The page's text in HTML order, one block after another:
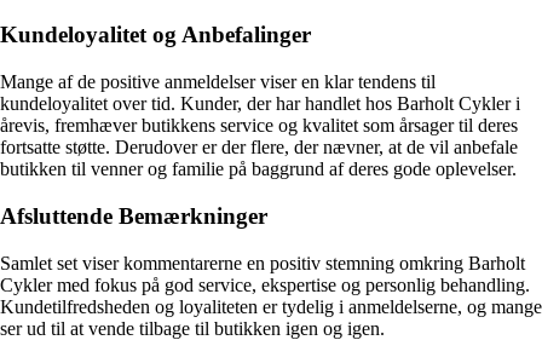
Kundeloyalitet og Anbefalinger
Mange af de positive anmeldelser viser en klar tendens til
kundeloyalitet over tid. Kunder, der har handlet hos Barholt Cykler i
årevis, fremhæver butikkens service og kvalitet som årsager til deres
fortsatte støtte. Derudover er der flere, der nævner, at de vil anbefale
butikken til venner og familie på baggrund af deres gode oplevelser.
Afsluttende Bemærkninger
Samlet set viser kommentarerne en positiv stemning omkring Barholt
Cykler med fokus på god service, ekspertise og personlig behandling.
Kundetilfredsheden og loyaliteten er tydelig i anmeldelserne, og mange
ser ud til at vende tilbage til butikken igen og igen.